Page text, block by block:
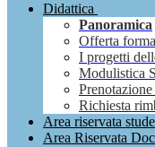
Didattica
Panoramica
Offerta
I progetti
Modulistica
Richiesta
Area riservata
Area Riservata